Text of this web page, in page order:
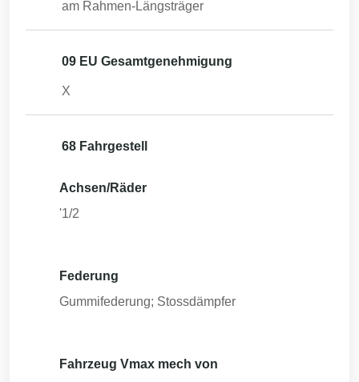
am Rahmen-Längsträger
09 EU Gesamtgenehmigung
X
68 Fahrgestell
Achsen/Räder
'1/2
Federung
Gummifederung; Stossdämpfer
Fahrzeug Vmax mech von